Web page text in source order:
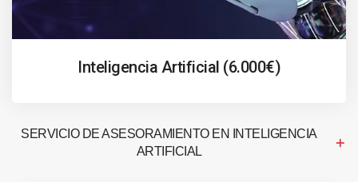
Inteligencia Artificial (6.000€)
SERVICIO DE ASESORAMIENTO EN INTELIGENCIA
ARTIFICIAL